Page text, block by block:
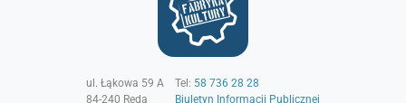
ul. Łąkowa 59 A
84-240 Reda
Tel: 58 736 28 28
Biuletyn Informacji Publicznej